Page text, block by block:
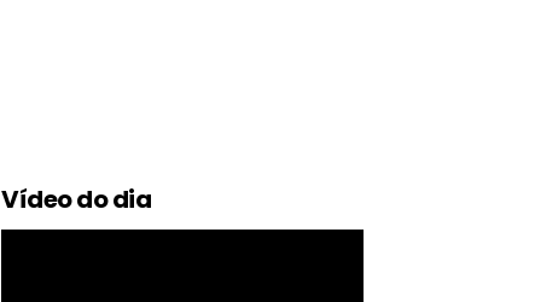
Vídeo do dia